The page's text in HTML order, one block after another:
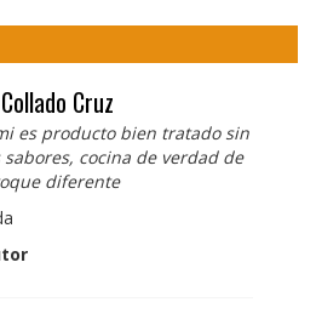
Cruz
es producto bien tratado sin
cocina de verdad de
diferente